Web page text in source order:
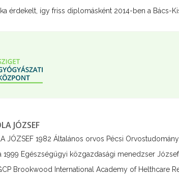
érdekelt, így friss diplomásként 2014-ben a Bács-
JÓZSEF
JÓZSEF 1982 Általános orvos Pécsi
1999 Egészségügyi közgazdasági menedzser
Brookwood International Academy of Helthcare